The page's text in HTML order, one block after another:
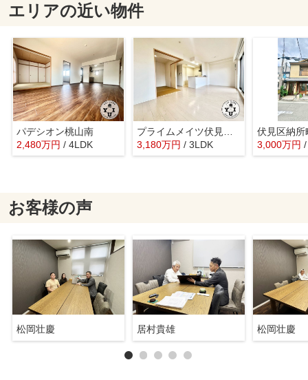
エリアの近い物件
パデシオン桃山南
2,480万円 / 4LDK
3,180万円 / 3LDK
伏見区納
3,000万円
お客様の声
松岡壮慶 居村貴雄 松岡壮慶